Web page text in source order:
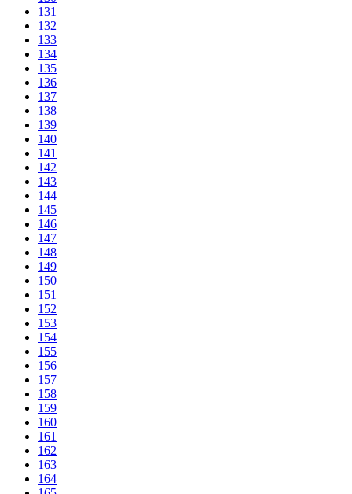
131
132
133
134
135
136
137
138
139
140
141
142
143
144
145
146
147
148
149
150
151
152
153
154
155
156
157
158
159
160
161
162
163
164